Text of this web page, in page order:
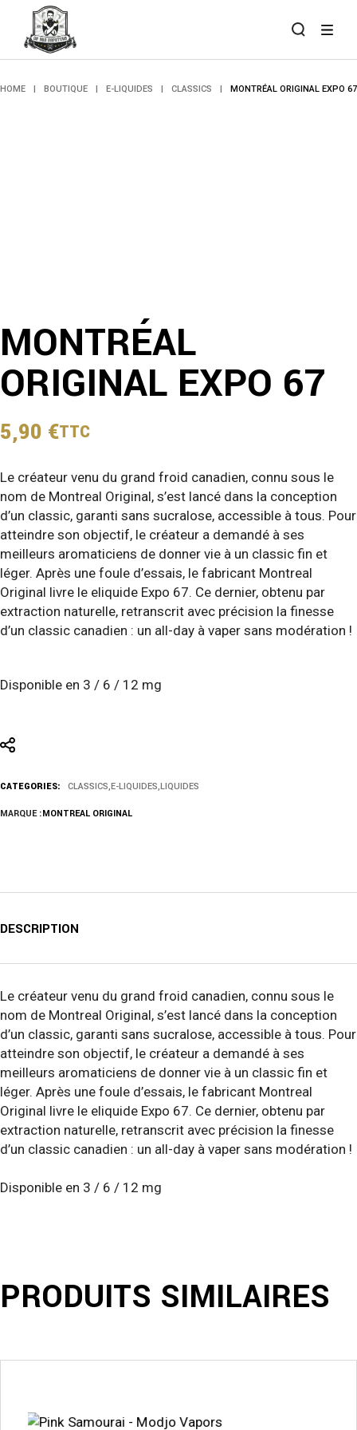
content
HOME BOUTIQUE E-LIQUIDES CLASSICS MONTRÉAL ORIGINAL EXPO 67
MONTRÉAL
ORIGINAL EXPO 67
5,90 €TTC
Le créateur venu du grand froid canadien, connu sous le
nom de Montreal Original, s’est lancé dans la conception
d’un classic, garanti sans sucralose, accessible à tous. Pour
atteindre son objectif, le créateur a demandé à ses
meilleurs aromaticiens de donner vie à un classic fin et
léger. Après une foule d’essais, le fabricant Montreal
Original livre le eliquide Expo 67. Ce dernier, obtenu par
extraction naturelle, retranscrit avec précision la finesse
d’un classic canadien : un all-day à vaper sans modération !
Disponible en 3 / 6 / 12 mg
CATEGORIES: CLASSICS,E-LIQUIDES,LIQUIDES
MARQUE :MONTREAL ORIGINAL
DESCRIPTION
Le créateur venu du grand froid canadien, connu sous le
nom de Montreal Original, s’est lancé dans la conception
d’un classic, garanti sans sucralose, accessible à tous. Pour
atteindre son objectif, le créateur a demandé à ses
meilleurs aromaticiens de donner vie à un classic fin et
léger. Après une foule d’essais, le fabricant Montreal
Original livre le eliquide Expo 67. Ce dernier, obtenu par
extraction naturelle, retranscrit avec précision la finesse
d’un classic canadien : un all-day à vaper sans modération !
Disponible en 3 / 6 / 12 mg
PRODUITS SIMILAIRES